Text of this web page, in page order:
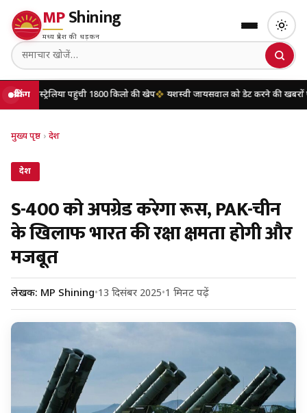
MPShining
मध्य प्रदेश की धड़कन
ब्रेकिंग
पहुंची 1800 किलो की खेप यशस्वी जायसवाल को डेट करने की खबरों पर मृणाल ठाकुर
मुख्य पृष्ठ › देश
देश
S-400 को अपग्रेड करेगा रूस, PAK-चीन
के खिलाफ भारत की रक्षा क्षमता होगी और
मजबूत
लेखक: MP Shining•13 दिसंबर 2025•1 मिनट पढ़ें